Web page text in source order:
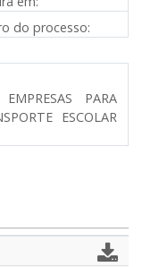
do processo:
PARA
ESCOLAR